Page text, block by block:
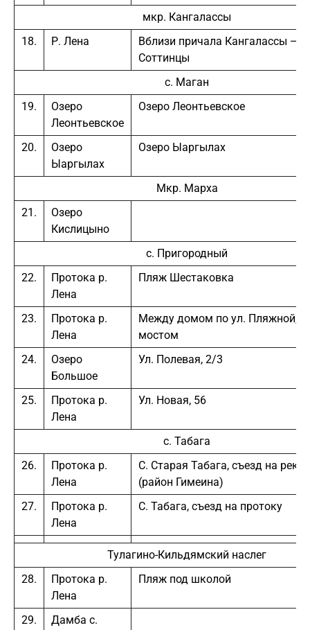
мкр. Кангалассы
18.
Р. Лена
Вблизи причала Кангалассы —
Соттинцы
с. Маган
19.
Озеро
Леонтьевское
Озеро Леонтьевское
20.
Озеро
Ыаргылах
Озеро Ыаргылах
Мкр. Марха
21.
Озеро
Кислицыно
с. Пригородный
22.
Протока р.
Лена
Пляж Шестаковка
23.
Протока р.
Лена
Между домом по ул. Пляжной,
мостом
24.
Озеро
Большое
Ул. Полевая, 2/3
25.
Протока р.
Лена
Ул. Новая, 56
с. Табага
26.
Протока р.
Лена
С. Старая Табага, съезд на реку
(район Гимеина)
27.
Протока р.
Лена
С. Табага, съезд на протоку
Тулагино-Кильдямский наслег
28.
Протока р.
Лена
Пляж под школой
29.
Дамба с.